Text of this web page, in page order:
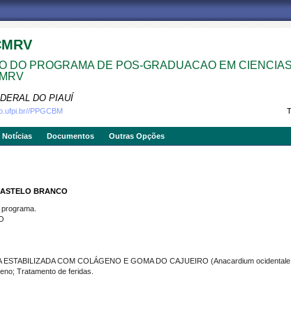
DO PROGRAMA DE POS-GRADUACAO EM CIENCIAS
DO PIAUÍ
PPGCBM
Notícias Documentos Outras Opções
BRANCO
COM COLÁGENO E GOMA DO CAJUEIRO (Anacardium
Tratamento de feridas.